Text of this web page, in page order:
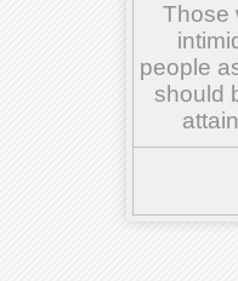
Those
people
should